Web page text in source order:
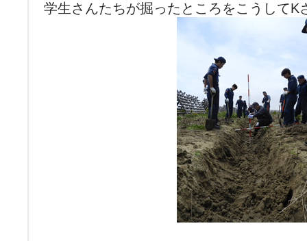
学生さんたちが掘ったところをこうしてK